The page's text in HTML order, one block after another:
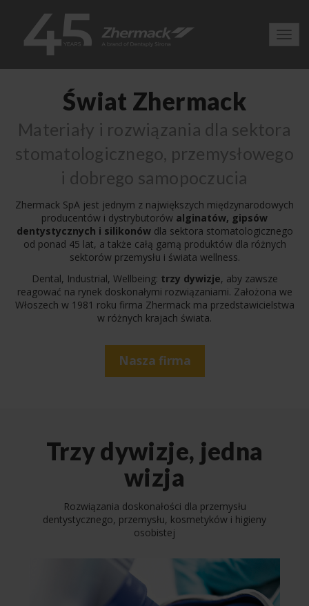
Świat Zhermack
Materiały i rozwiązania dla sektora
stomatologicznego, przemysłowego
i dobrego samopoczucia
Zhermack SpA jest jednym z największych międzynarodowych
producentów i dystrybutorów alginatów, gipsów
dentystycznych i silikonówdla sektora stomatologicznego
od ponad 45 lat, a także całą gamą produktów dla różnych
sektorów przemysłu i świata wellness.
Dental, Industrial, Wellbeing: trzy dywizje, aby zawsze
reagować na rynek doskonałymi rozwiązaniami. Założona we
Włoszech w 1981 roku firma Zhermack ma przedstawicielstwa
w różnych krajach świata.
Nasza firma
Trzy dywizje, jedna
wizja
Rozwiązania doskonałości dla przemysłu
dentystycznego, przemysłu, kosmetyków i higieny
osobistej